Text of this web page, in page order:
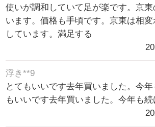
使いが調和していて足が楽です。京
います。価格も手頃です。京東は相
しています。満足する
浮き**9
とてもいいです去年買いました。今
もいいです去年買いました。今年も続